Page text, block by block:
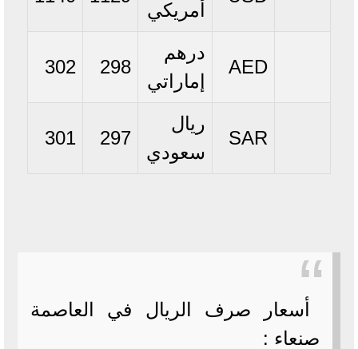
أمريكي
AED
درهم
إماراتي
298
302
SAR
ريال
سعودي
297
301
أسعار صرف الريال في العاصمة
صنعاء :